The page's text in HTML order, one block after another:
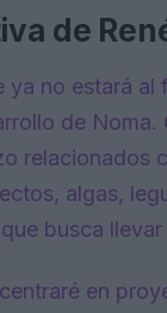
de
ya no estará
de
relacionados
algas,
busca
en